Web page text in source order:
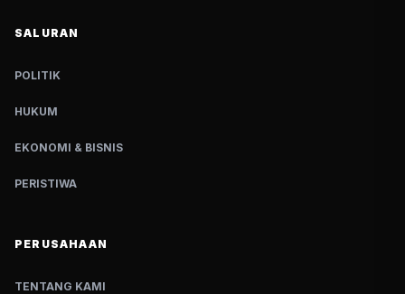
SALURAN
POLITIK
HUKUM
EKONOMI & BISNIS
PERISTIWA
PERUSAHAAN
TENTANG KAMI